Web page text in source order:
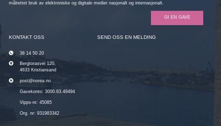
målrettet bruk av elektroniske og digitale medier nasjonalt og internasjonalt.
GI EN GAVE
KONTAKT OSS
38 14 50 20
Bergtorasvei 120,
4633 Kristiansand
post@norea.no
Gavekonto: 3000.63.49494
Vipps-nr: 45085
Org. nr: 931983342
SEND OSS EN MELDING